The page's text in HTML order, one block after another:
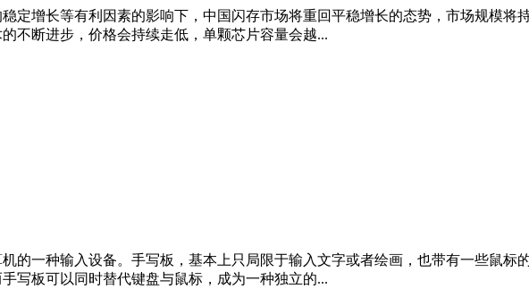
定增长等有利因素的影响下，中国闪存市场将重回平稳增长的态势，市场规模将
不断进步，价格会持续走低，单颗芯片容量会越...
的一种输入设备。手写板，基本上只局限于输入文字或者绘画，也带有一些鼠标
写板可以同时替代键盘与鼠标，成为一种独立的...